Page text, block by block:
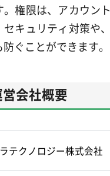
。権限は、アカウン
キュリティ対策や
ぐことができます。
会社概要
テクノロジー株式会社